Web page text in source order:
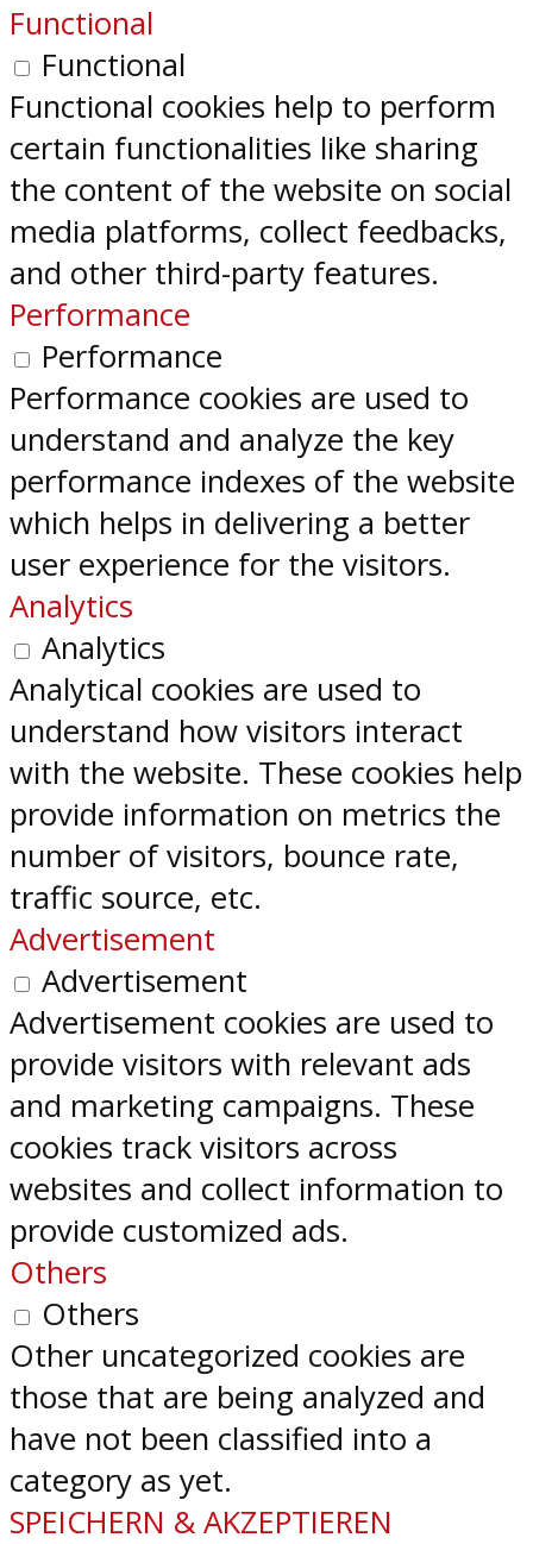
Functional
Functional
Functional cookies help to perform
certain functionalities like sharing
the content of the website on social
media platforms, collect feedbacks,
and other third-party features.
Performance
Performance
Performance cookies are used to
understand and analyze the key
performance indexes of the website
which helps in delivering a better
user experience for the visitors.
Analytics
Analytics
Analytical cookies are used to
understand how visitors interact
with the website. These cookies help
provide information on metrics the
number of visitors, bounce rate,
traffic source, etc.
Advertisement
Advertisement
Advertisement cookies are used to
provide visitors with relevant ads
and marketing campaigns. These
cookies track visitors across
websites and collect information to
provide customized ads.
Others
Others
Other uncategorized cookies are
those that are being analyzed and
have not been classified into a
category as yet.
SPEICHERN & AKZEPTIEREN